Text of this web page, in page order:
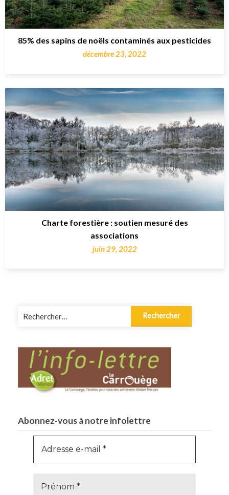
85% des sapins de noëls contaminés aux pesticides
décembre 23, 2022
Charte forestière : soutien mesuré des
associations
juin 29, 2022
Abonnez-vous à notre infolettre